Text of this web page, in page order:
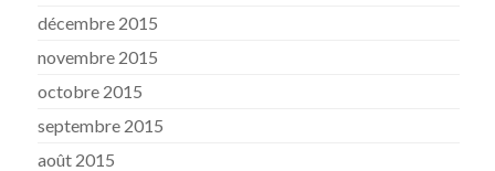
décembre 2015
novembre 2015
octobre 2015
septembre 2015
août 2015